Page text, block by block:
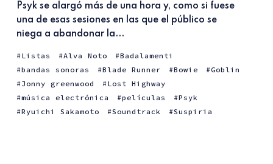
Psyk se alargó más de una hora y, como si fuese
una de esas sesiones en las que el público se
niega a abandonar la...
Listas Alva Noto
Badalamenti
bandas sonoras
Blade Runner Bowie
Goblin
Jonny greenwood
Lost Highway
música electrónica
películas
Psyk
Ryuichi Sakamoto
Soundtrack Suspiria